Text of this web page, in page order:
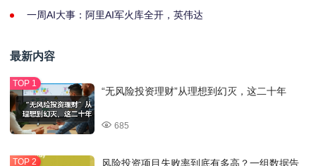
一周AI大事：阿里AI军火库全开，英伟达
最新内容
“无风险投资理财”从理想到幻灭，这二十年
685
风险投资项目失败率到底有多高？一组数据告